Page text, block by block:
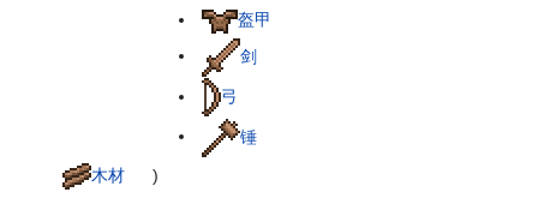
木材
盔甲
剑
弓
锤
)